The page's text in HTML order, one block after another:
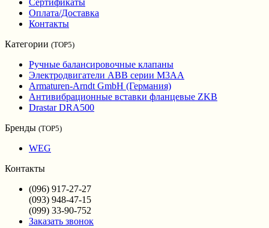
Оплата/Доставка
Контакты
Категории (TOP5)
Ручные балансировочные клапаны
Электродвигатели ABB серии M3AA
Armaturen-Arndt GmbH (Германия)
Антивибрационные вставки фланцевые ZKB
Drastar DRA500
Бренды (TOP5)
WEG
Контакты
(096) 917-27-27
(093) 948-47-15
(099) 33-90-752
Заказать звонок